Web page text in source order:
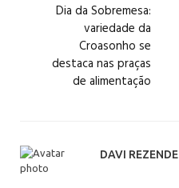
Dia da Sobremesa:
variedade da
Croasonho se
destaca nas praças
de alimentação
DAVI REZENDE